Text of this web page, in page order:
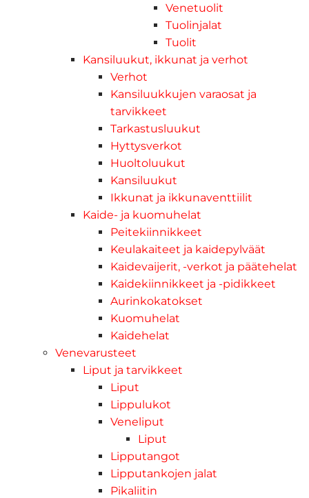
Venetuolit
Tuolinjalat
Tuolit
Kansiluukut, ikkunat ja verhot
Verhot
Kansiluukkujen varaosat ja
tarvikkeet
Tarkastusluukut
Hyttysverkot
Huoltoluukut
Kansiluukut
Ikkunat ja ikkunaventtiilit
Kaide- ja kuomuhelat
Peitekiinnikkeet
Keulakaiteet ja kaidepylväät
Kaidevaijerit, -verkot ja päätehelat
Kaidekiinnikkeet ja -pidikkeet
Aurinkokatokset
Kuomuhelat
Kaidehelat
Venevarusteet
Liput ja tarvikkeet
Liput
Lippulukot
Veneliput
Liput
Lipputangot
Lipputankojen jalat
Pikaliitin